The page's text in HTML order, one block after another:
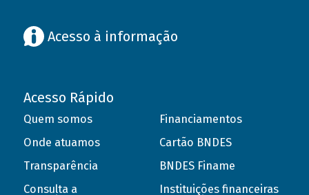
Acesso à informação
Acesso Rápido
Quem somos
Onde atuamos
Transparência
Consulta a
Financiamentos
Cartão BNDES
BNDES Finame
Instituições financeiras